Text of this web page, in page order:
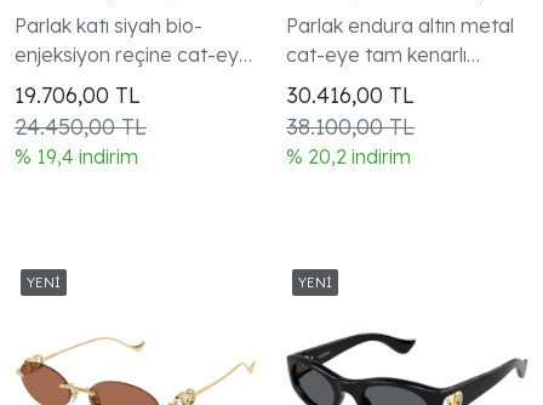
VLogo Gunes Gozlugu
Parlak katı siyah bio-
enjeksiyon reçine cat-eye
tam kenarlı çerçeve altın
VLogo Signature oval
plaka detayı
19.706,00 TL
24.450,00 TL
% 19,4 indirim
VLogo Gunes Gozlugu
Parlak endura altın metal
cat-eye tam kenarlı
çerçeve VLogo Signature
şakak detayı kadın modeli
30.416,00 TL
38.100,00 TL
% 20,2 indirim